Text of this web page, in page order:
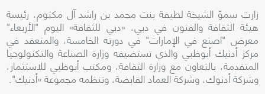
زارت سموّ الشيخة لطيفة بنت محمد بن راشد آل مكتوم، رئيسة
هيئة الثقافة والفنون في دبي، «دبي للثقافة» اليوم "الأربعاء"
معرض "اصنع في الإمارات" في دورته الخامسة، والمنعقد في
مركز أدنيك أبوظبي والذي تستضيفه وزارة الصناعة والتكنولوجيا
المتقدمة، بالتعاون مع وزارة الثقافة، ومكتب أبوظبي للاستثمار،
وشركة أدنوك، وشركة العماد القابضة، وتنظمه مجموعة «أدنيك".